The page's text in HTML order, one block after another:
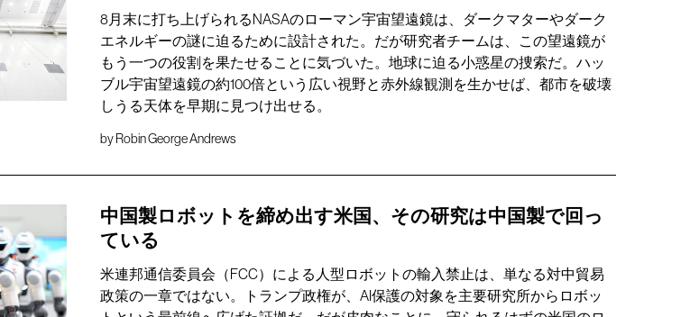
8月末に打ち上げられるNASAのローマン宇宙望遠鏡は、ダークマターやダーク
エネルギーの謎に迫るために設計された。だが研究者チームは、この望遠鏡が
もう一つの役割を果たせることに気づいた。地球に迫る小惑星の捜索だ。ハッ
ブル宇宙望遠鏡の約100倍という広い視野と赤外線観測を生かせば、都市を破壊
しうる天体を早期に見つけ出せる。
byRobin George Andrews
中国製ロボットを締め出す米国、その研究は中国製で回っ
ている
米連邦通信委員会（FCC）による人型ロボットの輸入禁止は、単なる対中貿易
政策の一章ではない。トランプ政権が、AI保護の対象を主要研究所からロボッ